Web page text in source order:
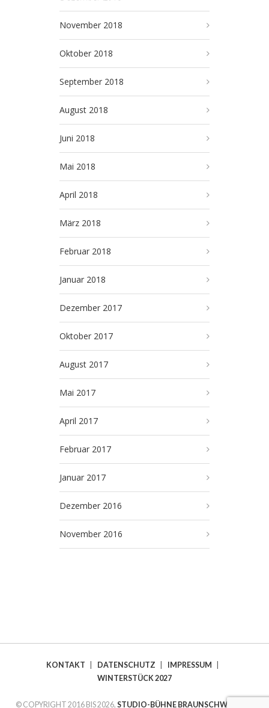
November 2018
Oktober 2018
September 2018
August 2018
Juni 2018
Mai 2018
April 2018
März 2018
Februar 2018
Januar 2018
Dezember 2017
Oktober 2017
August 2017
Mai 2017
April 2017
Februar 2017
Januar 2017
Dezember 2016
November 2016
KONTAKT DATENSCHUTZ IMPRESSUM
WINTERSTÜCK 2027
© COPYRIGHT 2016 BIS 2026, STUDIO-BÜHNE BRAUNSCHWEIG E.V.